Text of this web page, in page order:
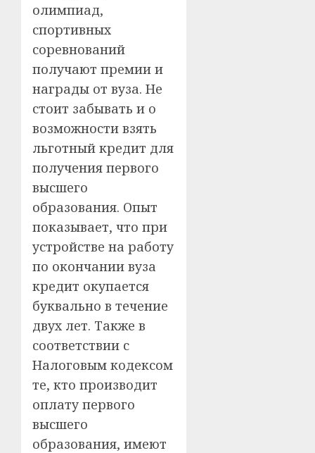
олимпиад,
спортивных
соревнований
получают премии и
награды от вуза. Не
стоит забывать и о
возможности взять
льготный кредит для
получения первого
высшего
образования. Опыт
показывает, что при
устройстве на работу
по окончании вуза
кредит окупается
буквально в течение
двух лет. Также в
соответствии с
Налоговым кодексом
те, кто производит
оплату первого
высшего
образования, имеют